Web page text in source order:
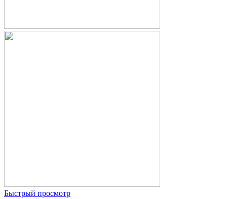
Быстрый просмотр